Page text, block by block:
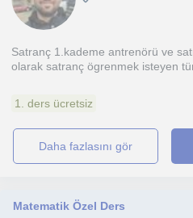
Satranç 1.kademe antrenörü ve
olarak satranç ögrenmek isteyen
1. ders ücretsiz
daha fazlasını gör
Matematik Özel Ders